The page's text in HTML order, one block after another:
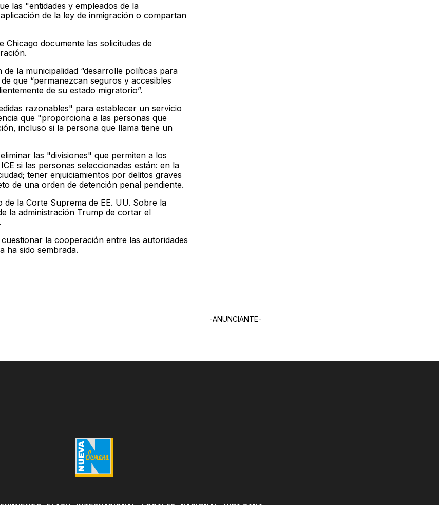
las "entidades y empleados de la
de la ley de inmigración o compartan
Chicago documente las solicitudes de
la municipalidad “desarrolle políticas para
que “permanezcan seguros y accesibles
de su estado migratorio”.
razonables" para establecer un servicio
que "proporciona a las personas que
incluso si la persona que llama tiene un
las "divisiones" que permiten a los
si las personas seleccionadas están: en la
tener enjuiciamientos por delitos graves
de una orden de detención penal pendiente.
la Corte Suprema de EE. UU. Sobre la
la administración Trump de cortar el
la cooperación entre las autoridades
ha sido sembrada.
-ANUNCIANTE-